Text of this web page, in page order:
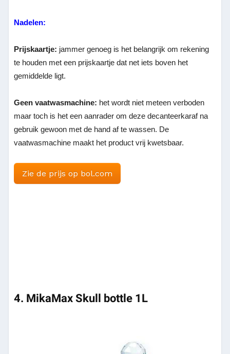
Nadelen:
Prijskaartje: jammer genoeg is het belangrijk om rekening
te houden met een prijskaartje dat net iets boven het
gemiddelde ligt.
Geen vaatwasmachine: het wordt niet meteen verboden
maar toch is het een aanrader om deze decanteerkaraf na
gebruik gewoon met de hand af te wassen. De
vaatwasmachine maakt het product vrij kwetsbaar.
Zie de prijs op bol.com
4. MikaMax Skull bottle 1L